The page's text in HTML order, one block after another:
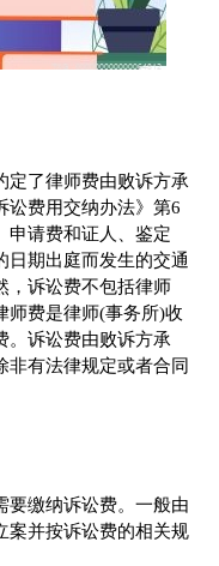
定了律师费由败诉方承
讼费用交纳办法》第6
申请费和证人、鉴定
日期出庭而发生的交通
，诉讼费不包括律师
师费是律师(事务所)收
。诉讼费由败诉方承
非有法律规定或者合同
要缴纳诉讼费。一般由
案并按诉讼费的相关规